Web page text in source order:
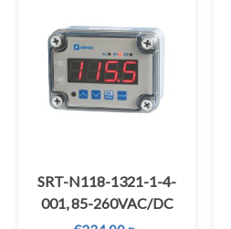
SRT-N118-1321-1-4-
001, 85-260VAC/DC